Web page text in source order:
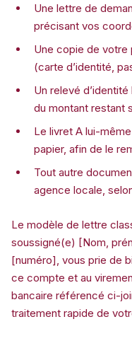
Une lettre de
précisant vos
Une copie de votre
(carte d’identité,
Un relevé
du montant restant
Le livret A lui-
papier, afin de le
Tout autre
agence locale,
Le modèle de lettre
soussigné(e) [Nom,
[numéro], vous prie de
ce compte et au
bancaire référencé ci-
traitement rapide de